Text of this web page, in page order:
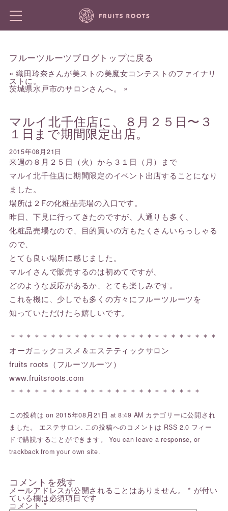
フルーツルーツブログトップに戻る
«織田玲奈さんが美ストの美魔女コンテストのファイナリ
ストに。
茨城県水戸市のサロンさんへ。 »
マルイ北千住店に、８月２５日〜３
１日まで期間限定出店。
2015年08月21日
来週の８月２５日（火）から３１日（月）まで
マルイ北千住店に期間限定のイベント出店することになり
ました。
場所は２Fの化粧品売場の入口です。
昨日、下見に行ってきたのですが、人通りも多く、
化粧品売場なので、目的買いの方もたくさんいらっしゃる
ので、
とても良い場所に感じました。
マルイさんで販売するのは初めてですが、
どのような反応があるか、とても楽しみです。
これを機に、少しでも多くの方々にフルーツルーツを
知っていただけたら嬉しいです。
＊＊＊＊＊＊＊＊＊＊＊＊＊＊＊＊＊＊＊＊＊＊＊＊＊＊
オーガニックコスメ＆エステティックサロン
fruits roots（フルーツルーツ）
www.fruitsroots.com
＊＊＊＊＊＊＊＊＊＊＊＊＊＊＊＊＊＊＊＊＊＊＊＊
この投稿は on 2015年08月21日 at 8:49 AM カテゴリーに公開され
ました。 エステサロン. この投稿へのコメントは RSS 2.0 フィー
ドで購読することができます。 You canleave a response, or
trackback from your own site.
コメントを残す
メールアドレスが公開されることはありません。 * が付い
ている欄は必須項目です
コメント*